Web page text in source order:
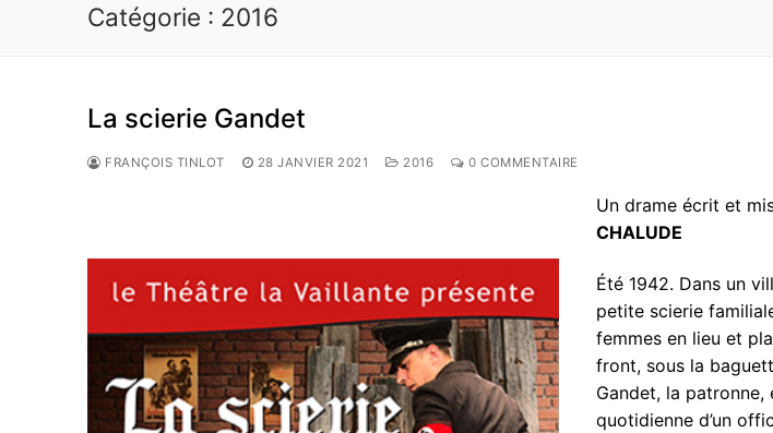
Catégorie : 2016
La scierie Gandet
FRANÇOIS TINLOT 28 JANVIER 2021 2016 0 COMMENTAIRE
Un drame écrit et
CHALUDE
Été 1942. Dans un
petite scierie
femmes en lieu et
front, sous la
Gandet, la patronne,
quotidienne d’un